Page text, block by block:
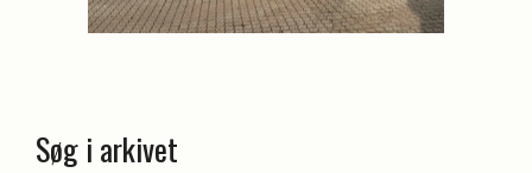
Søg i arkivet